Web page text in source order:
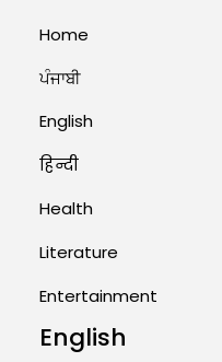
August 2,
India
August
US
August 2,
Unique
Home
ਪੰਜਾਬੀ
English
हिन्दी
Health
Literature
Entertainment
English